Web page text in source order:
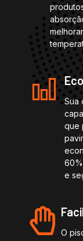
Sua
que
e
O